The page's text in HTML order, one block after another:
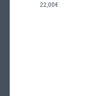
22,00€